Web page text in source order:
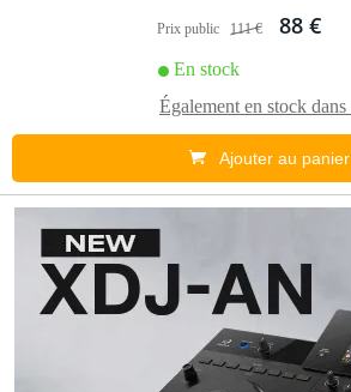
Prix public 111 € 88 €
En stock
Également en stock dans
Ajouter au panier